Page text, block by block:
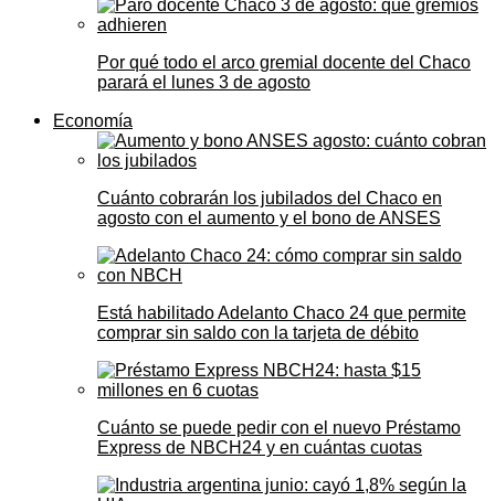
Por qué todo el arco gremial docente del Chaco
parará el lunes 3 de agosto
Economía
Cuánto cobrarán los jubilados del Chaco en
agosto con el aumento y el bono de ANSES
Está habilitado Adelanto Chaco 24 que permite
comprar sin saldo con la tarjeta de débito
Cuánto se puede pedir con el nuevo Préstamo
Express de NBCH24 y en cuántas cuotas